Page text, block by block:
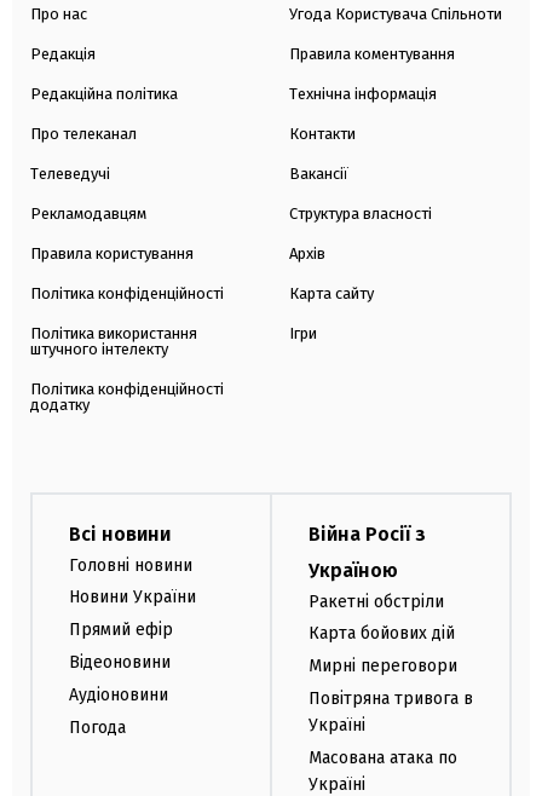
Про нас
Редакція
Редакційна політика
Про телеканал
Телеведучі
Рекламодавцям
Правила користування
Політика конфіденційності
Політика використання
штучного інтелекту
Політика конфіденційності
додатку
Угода Користувача Спільноти
Правила коментування
Технічна інформація
Контакти
Вакансії
Структура власності
Архів
Карта сайту
Ігри
Всі новини
Головні новини
Новини України
Прямий ефір
Відеоновини
Аудіоновини
Погода
Війна Росії з
Україною
Ракетні обстріли
Карта бойових дій
Мирні переговори
Повітряна тривога в
Україні
Масована атака по
Україні